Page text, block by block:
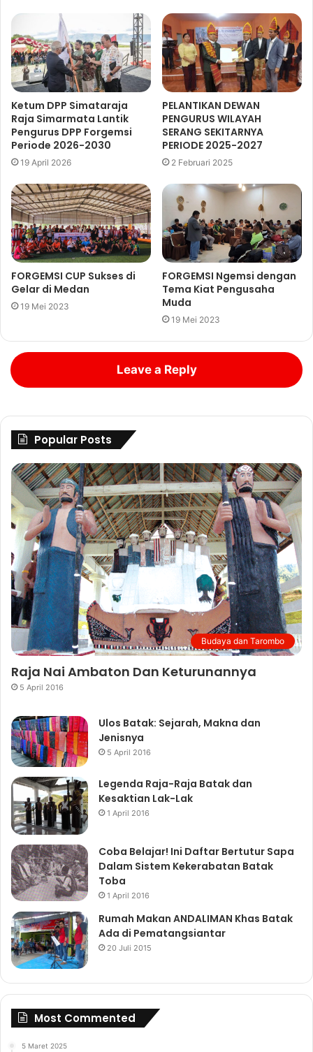
Ketum DPP Simataraja
Raja Simarmata Lantik
Pengurus DPP Forgemsi
Periode 2026-2030
19 April 2026
PELANTIKAN DEWAN
PENGURUS WILAYAH
SERANG SEKITARNYA
PERIODE 2025-2027
2 Februari 2025
FORGEMSI CUP Sukses di
Gelar di Medan
19 Mei 2023
FORGEMSI Ngemsi dengan
Tema Kiat Pengusaha
Muda
19 Mei 2023
Leave a Reply
Popular Posts
Budaya dan Tarombo
Raja Nai Ambaton Dan Keturunannya
5 April 2016
Ulos Batak: Sejarah, Makna dan
Jenisnya
5 April 2016
Legenda Raja-Raja Batak dan
Kesaktian Lak-Lak
1 April 2016
Coba Belajar! Ini Daftar Bertutur Sapa
Dalam Sistem Kekerabatan Batak
Toba
1 April 2016
Rumah Makan ANDALIMAN Khas Batak
Ada di Pematangsiantar
20 Juli 2015
Most Commented
5 Maret 2025